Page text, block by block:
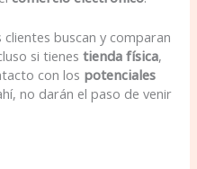
buscan y comparan
si tienestienda física,
con los potenciales
no darán el paso de venir